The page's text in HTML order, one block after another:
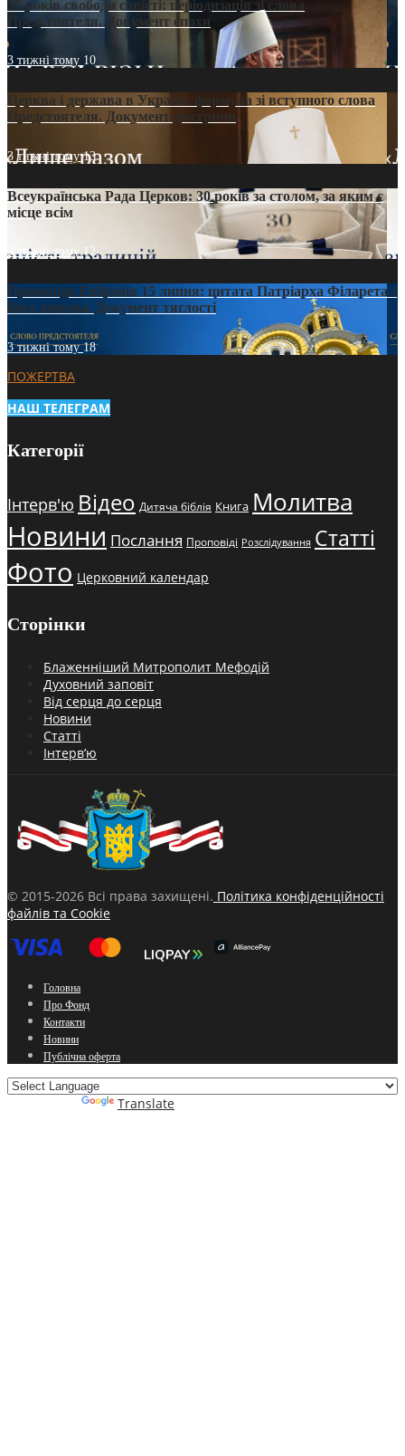
35 років свободи совісті: періодизація зі слова
Предстоятеля. Документ епохи
3 тижні тому 10
Церква і держава в Україні: формула зі вступного слова
Предстоятеля. Документ доктрини
3 тижні тому13
Всеукраїнська Рада Церков: 30 років за столом, за яким є
місце всім
3 тижні тому12
Проповідь Епіфанія 15 липня: цитата Патріарха Філарета з
його амвона. Документ тяглості
3 тижні тому18
ПОЖЕРТВА
НАШ ТЕЛЕГРАМ
Категорії
Інтерв'ю Відео Дитяча біблія Книга Молитва
Новини Послання Проповіді Розслідування Статті
Фото Церковний календар
Сторінки
Блаженніший Митрополит Мефодій
Духовний заповіт
Від серця до серця
Новини
Статті
Інтерв’ю
© 2015-2026 Всі права захищені. Політика конфіденційності
файлів та Cookie
Головна
Про Фонд
Контакти
Новини
Публічна оферта
Translate